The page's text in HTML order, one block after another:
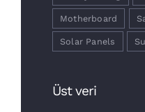
Motherboard
Solar Panels
Üst veri